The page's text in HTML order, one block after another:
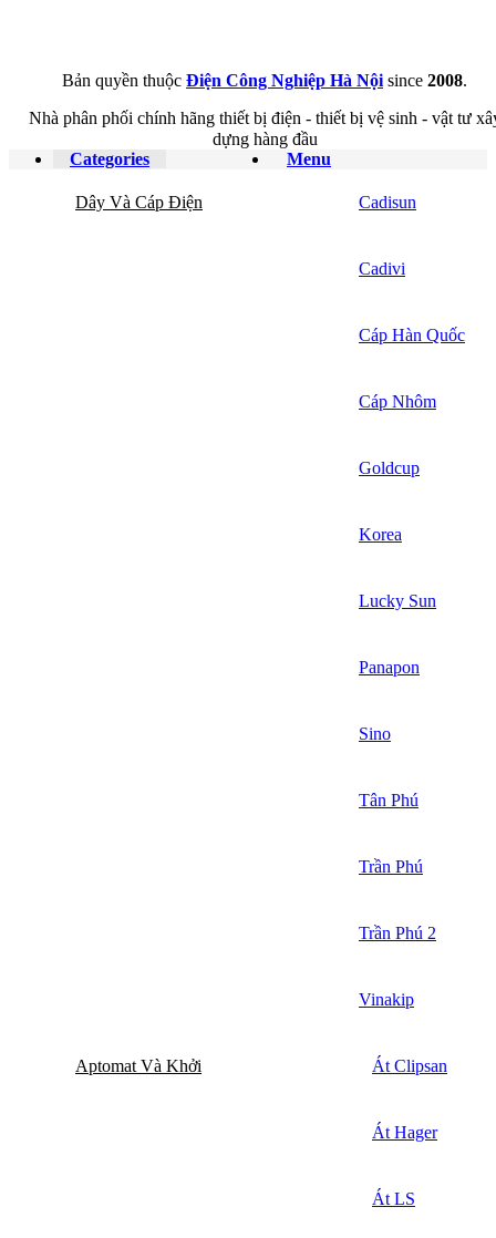
Bản quyền thuộc Điện Công Nghiệp Hà Nội since 2008.
Nhà phân phối chính hãng thiết bị điện - thiết bị vệ sinh - vật tư
dựng hàng đầu
Menu
Categories
Dây Và Cáp Điện Cadisun
Cadivi
Cáp Hàn Quốc
Cáp Nhôm
Goldcup
Korea
Lucky Sun
Panapon
Sino
Tân Phú
Trần Phú
Trần Phú 2
Vinakip
Aptomat Và Khởi Át Clipsan
Át Hager
Át LS